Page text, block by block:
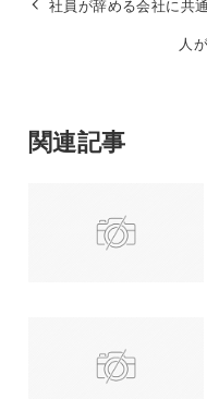
社員が辞める会社に共
人
関連記事